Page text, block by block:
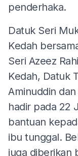
penderhaka.
Datuk Seri
Kedah
Seri Azeez
Kedah, Datuk
Aminuddin
hadir pada 22
bantuan
ibu tunggal.
juga diberikan